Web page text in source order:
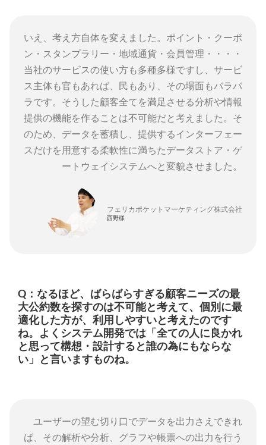
いえ、考え方自体を変えました。ポイント・クーポ
ン・スタンプラリー・地域通貨・会員管理・・・・
当社のサービスの使い方も多種多様ですし、サービ
ス主体も官もあれば、民もあり、その場面もバラバ
ラです。そうした顧客全てを満足させる分析や情報
提供の機能を作ることは不可能だと考えました。そ
のため、データを蓄積し、提供するインターフェー
スだけを用意する柔軟性に満ちたデータストア・ゲ
ートウェイシステムへと変貌させました。
フェリカポケットマーケティング株式会社
西野様
Q：なるほど、ばらばらすぎる顧客ニーズの最
大公約数を探すのは不可能と考えて、個別に最
適化した方が、利用しやすいと考えたのです
ね。よくシステム開発では「全ての人に良かれ
と思って構想・設計すると誰の為にもならな
い」と言いますものね。
ユーザーの望む切り口でデータを出力さえできれ
ば、その解析や分析、グラフや帳票への出力を行う